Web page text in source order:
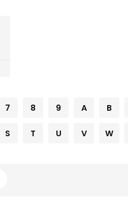
7 8 9 A B
S T U V W